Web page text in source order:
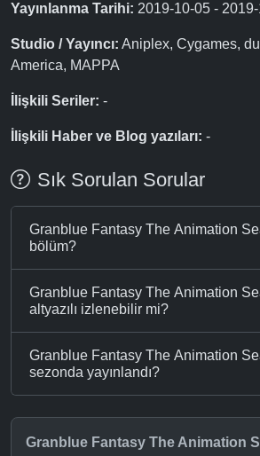
Yayınlanma Tarihi: 2019-10-05 -
Studio / Yayıncı: Aniplex, Cygames,
America, MAPPA
İlişkili Seriler: -
İlişkili Haber ve Blog yazıları: -
Sık Sorulan Sorular
Granblue Fantasy The Animation
bölüm?
Granblue Fantasy The Animation
altyazılı izlenebilir mi?
Granblue Fantasy The Animation
sezonda yayınlandı?
Granblue Fantasy The Animation